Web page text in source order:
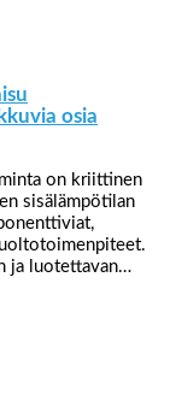
osia
on kriittinen
sisälämpötilan
ja luotettavan…